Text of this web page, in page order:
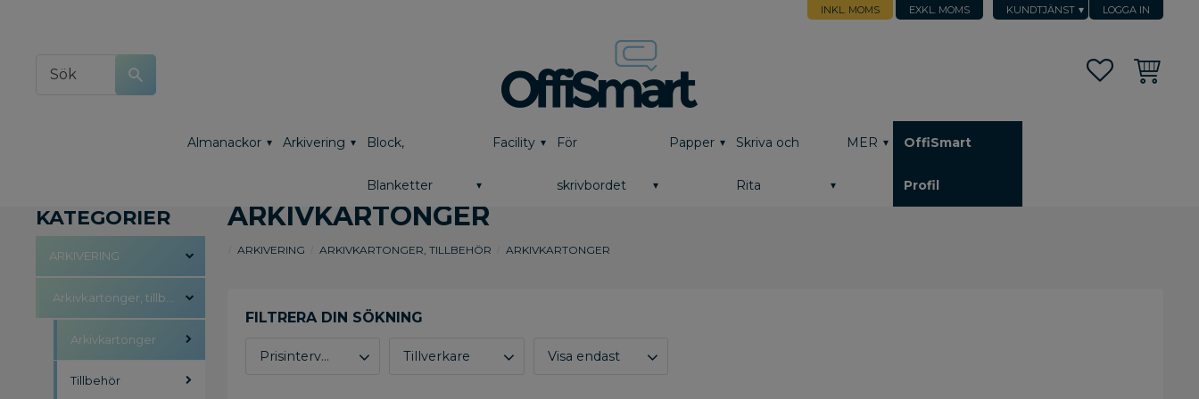
KUNDTJÄNST LOGGA IN
INKL. MOMS EXKL. MOMS
FavoriterKundvagn
Almanackor Arkivering Block,
Blanketter
Facility För
skrivbordet
Papper Skriva och
Rita
MER OffiSmart
Profil
ARKIVKARTONGER
ARKIVERING ARKIVKARTONGER, TILLBEHÖR ARKIVKARTONGER
Prisintervall Tillverkare Visa endast
KATEGORIER
ARKIVERING
Arkivkartonger, tillbehör
Arkivkartonger
Tillbehör